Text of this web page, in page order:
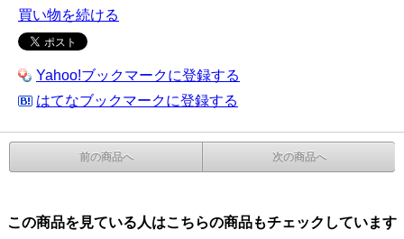
買い物を続ける
Yahoo!ブックマークに登録する
はてなブックマークに登録する
前の商品へ 次の商品へ
この商品を見ている人はこちらの商品もチェックしています